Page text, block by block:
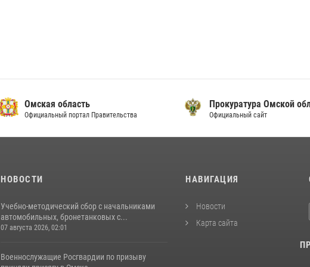
Омская область
Официальный портал Правительства
Прокуратура Омской
Официальный сайт
НОВОСТИ
Учебно-методический сбор с начальниками
автомобильных, бронетанковых с...
07 августа 2026, 02:01
Военнослужащие Росгвардии по призыву
НАВИГАЦИЯ
Новости
Карта сайта